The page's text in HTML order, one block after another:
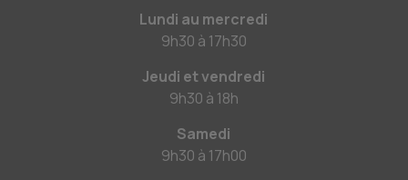
Lundi au mercredi
9h30 à 17h30
Jeudi et vendredi
9h30 à 18h
Samedi
9h30 à 17h00